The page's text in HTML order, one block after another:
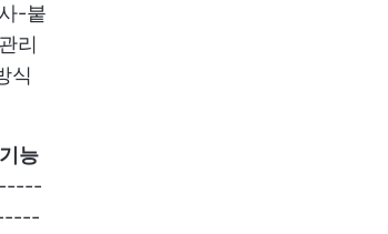
-붙
리
식
기능